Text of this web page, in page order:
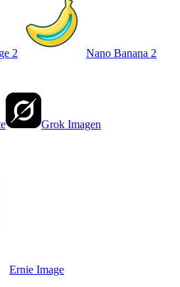
2 Nano Banana 2
Grok Imagen
Ernie Image